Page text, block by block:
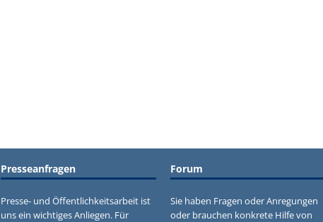
Presseanfragen
Presse- und Öffentlichkeitsarbeit ist
uns ein wichtiges Anliegen. Für
Forum
Sie haben Fragen oder Anregungen
oder brauchen konkrete Hilfe von